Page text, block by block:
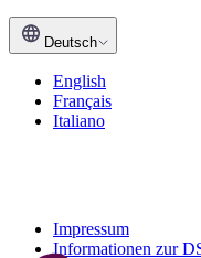
Deutsch
English
Français
Italiano
Impressum
Informationen zur